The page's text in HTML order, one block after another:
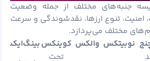
جنبه‌های مختلف از جمله وضعیت
امنیت، تنوع ارزها، نقدشوندگی و سرعت
مختلف می‌پردازد.
نوبیتکس والکس کوینکسبینگ‌ایکس
تحت